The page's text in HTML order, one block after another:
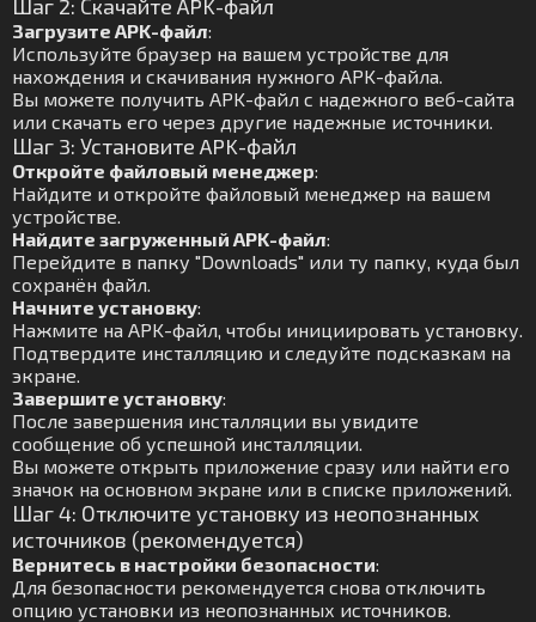
Шаг 2: Скачайте APK-файл
Загрузите APK-файл:
Используйте браузер на вашем устройстве для
нахождения и скачивания нужного APK-файла.
Вы можете получить APK-файл с надежного веб-сайта
или скачать его через другие надежные источники.
Шаг 3: Установите APK-файл
Откройте файловый менеджер:
Найдите и откройте файловый менеджер на вашем
устройстве.
Найдите загруженный APK-файл:
Перейдите в папку "Downloads" или ту папку, куда был
сохранён файл.
Начните установку:
Нажмите на APK-файл, чтобы инициировать установку.
Подтвердите инсталляцию и следуйте подсказкам на
экране.
Завершите установку:
После завершения инсталляции вы увидите
сообщение об успешной инсталляции.
Вы можете открыть приложение сразу или найти его
значок на основном экране или в списке приложений.
Шаг 4: Отключите установку из неопознанных
источников (рекомендуется)
Вернитесь в настройки безопасности:
Для безопасности рекомендуется снова отключить
опцию установки из неопознанных источников.